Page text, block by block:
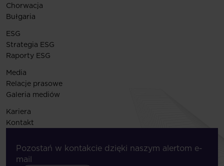
Chorwacja
Bułgaria
ESG
Strategia ESG
Raporty ESG
Media
Relacje prasowe
Galeria mediów
Kariera
Kontakt
Pozostań w kontakcie dzięki naszym alertom e-
mail